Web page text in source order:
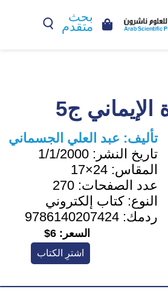
بحث
متقدم
ج5
تأليف: عبد العلي الجسماني
تاريخ النشر: 1/1/2000
المقاس: 24×17
عدد الصفحات: 270
النوع:كتاب إلكتروني
ردمك: 9786140207424
السعر: 6$
اشترِ الكتاب